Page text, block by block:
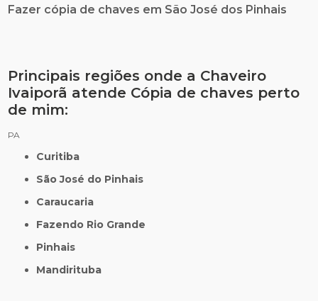
Fazer cópia de chaves em São José dos Pinhais
Principais regiões onde a Chaveiro
Ivaiporã atende Cópia de chaves perto
de mim:
PA
Curitiba
São José do Pinhais
Caraucaria
Fazendo Rio Grande
Pinhais
Mandirituba